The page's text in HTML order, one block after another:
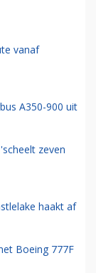
vanaf
A350-900 uit
zeven
haakt af
Boeing 777F